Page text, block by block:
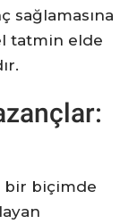
sağlamasına
tatmin elde
bir biçimde